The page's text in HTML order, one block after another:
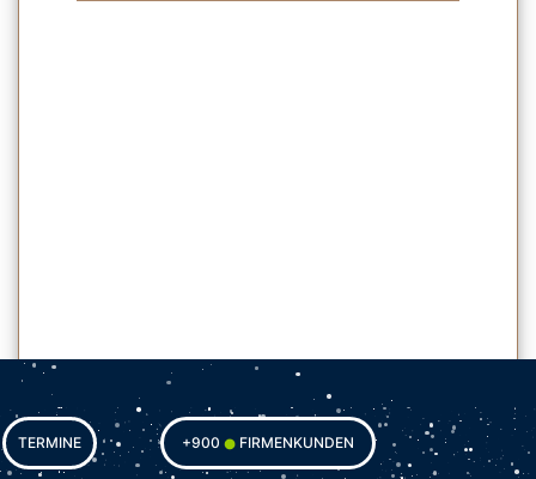
TERMINE +900 FIRMENKUNDEN